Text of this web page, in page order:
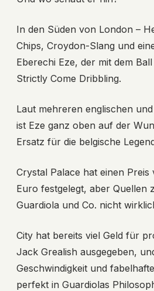
In den Süden von London –
Chips, Croydon-Slang und
Eberechi Eze, der mit dem
Strictly Come Dribbling.
Laut mehreren englischen
ist Eze ganz oben auf der
Ersatz für die belgische
Crystal Palace hat einen
Euro festgelegt, aber Quellen
Guardiola und Co. nicht
City hat bereits viel Geld für
Jack Grealish ausgegeben,
Geschwindigkeit und
perfekt in Guardiolas